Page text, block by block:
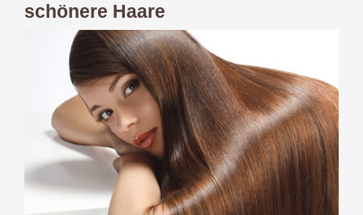
schönere Haare
grösseres